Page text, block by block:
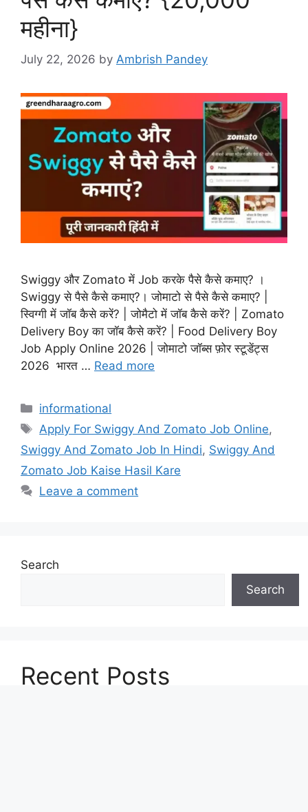
महीना}
July 22, 2026 by Ambrish Pandey
Swiggy और Zomato में Job करके पैसे कैसे कमाए? ।
Swiggy से पैसे कैसे कमाए?। जोमाटो से पैसे कैसे कमाए? |
स्विग्गी में जॉब कैसे करें? | जोमैटो में जॉब कैसे करें? | Zomato
Delivery Boy का जॉब कैसे करें? | Food Delivery Boy
Job Apply Online 2026 | जोमाटो जॉब्स फ़ोर स्टूडेंट्स
2026 भारत … Read more
Categories
informational
Tags
Apply For Swiggy And Zomato Job Online,
Swiggy And Zomato Job In Hindi, Swiggy And
Zomato Job Kaise Hasil Kare
Leave a comment
Search
Search
Recent Posts